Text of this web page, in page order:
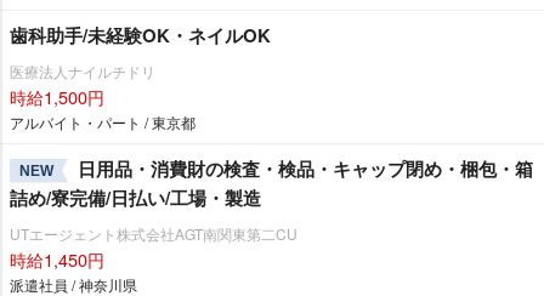
歯科助手/未経験OK・ネイルOK
医療法人ナイルチドリ
時給1,500円
アルバイト・パート / 東京都
NEW
日用品・消費財の検査・検品・キャップ閉め・梱包・箱
詰め/寮完備/日払い/工場・製造
UTエージェント株式会社AGT南関東第二CU
時給1,450円
派遣社員 / 神奈川県